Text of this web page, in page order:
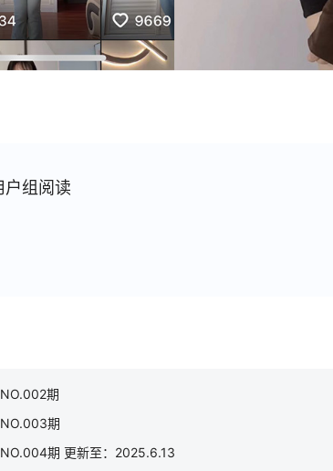
户组阅读
期
期
期 更新至：2025.6.13